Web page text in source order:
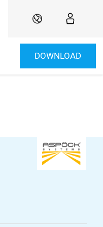
DE
DOWNLOAD